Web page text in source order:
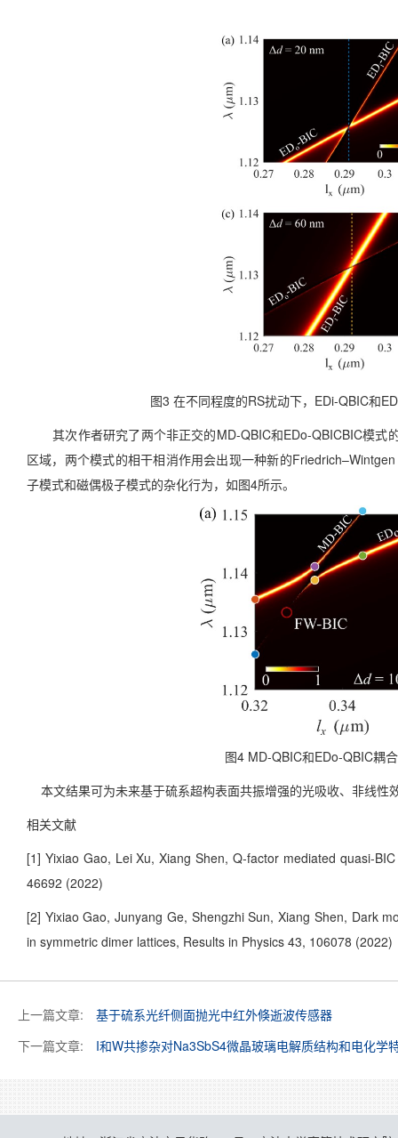
图3 在不同程度的RS扰动下，EDi-QBIC和
其次作者研究了两个非正交的MD-QBIC和EDo-QBICBIC模式
区域，两个模式的相干相消作用会出现一种新的
子模式和磁偶极子模式的杂化行为，如图4所示。
图4 MD-QBIC和EDo-QBIC耦
本文结果可为未来基于硫系超构表面共振增强的光吸收、非线性
相关文献
[1] Yixiao Gao, Lei Xu, Xiang Shen, Q-factor mediated quasi-
46692 (2022)
[2] Yixiao Gao, Junyang Ge, Shengzhi Sun, Xiang Shen, Dark
in symmetric dimer lattices, Results in Physics 43, 106078 (2022)
上一篇文章:
基于硫系光纤侧面抛光中红外倏逝波传感器
下一篇文章:
I和W共掺杂对Na3SbS4微晶玻璃电解质结构和电化学